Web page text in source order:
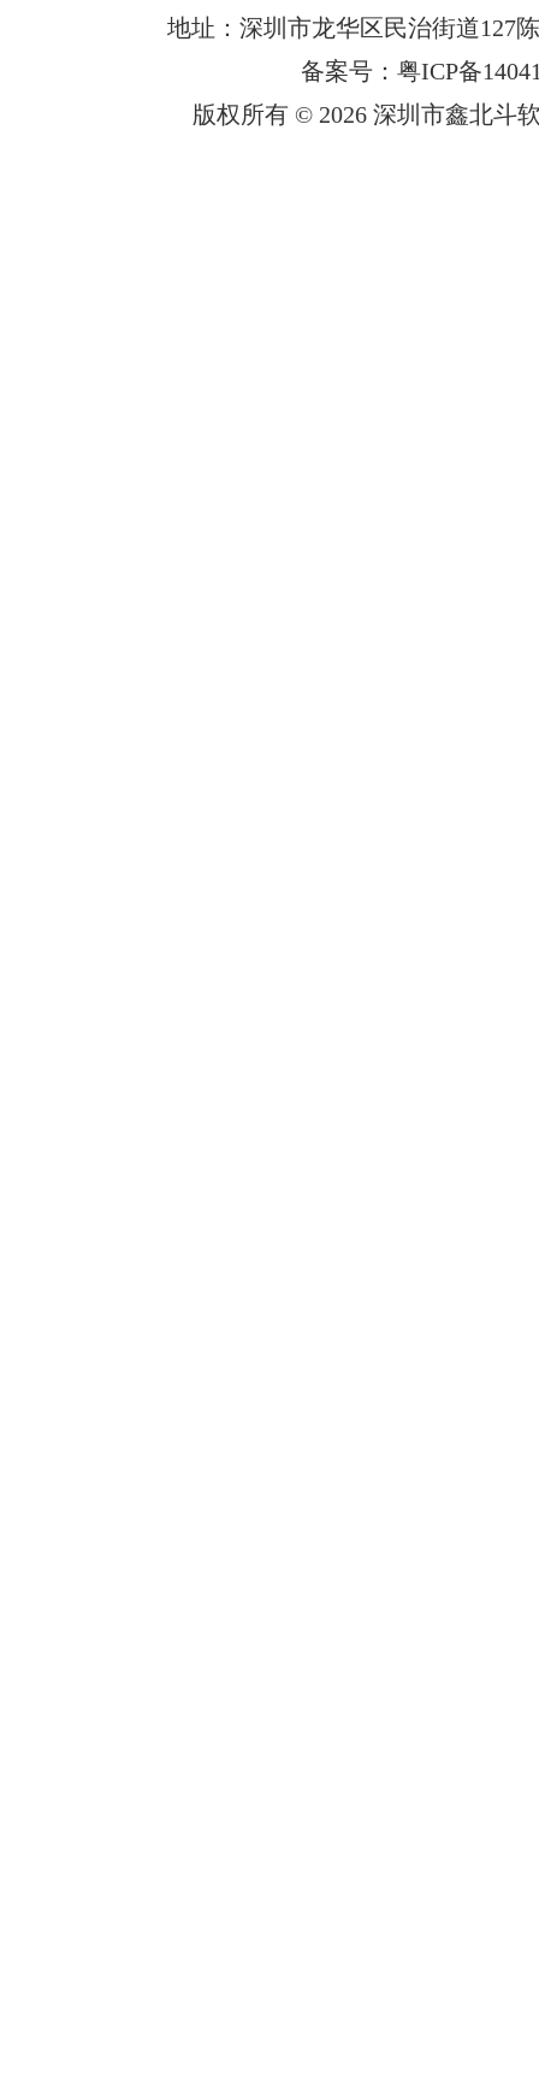
地址：深圳市龙华区民治街道127
备案号：粤ICP备
版权所有 © 2026 深圳市鑫北斗